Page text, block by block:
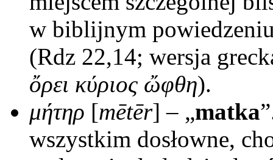
w biblijnym
(Rdz 22,14; wersja
ὄρει κύριος ὤφθη).
μήτηρ [mētēr] – „matka
wszystkim dosłowne,